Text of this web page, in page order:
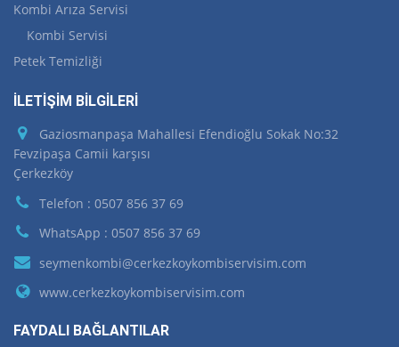
Kombi Arıza Servisi
Kombi Servisi
Petek Temizliği
İLETİŞİM BİLGİLERİ
Gaziosmanpaşa Mahallesi Efendioğlu Sokak No:32
Fevzipaşa Camii karşısı
Çerkezköy
Telefon : 0507 856 37 69
WhatsApp : 0507 856 37 69
seymenkombi@cerkezkoykombiservisim.com
www.cerkezkoykombiservisim.com
FAYDALI BAĞLANTILAR